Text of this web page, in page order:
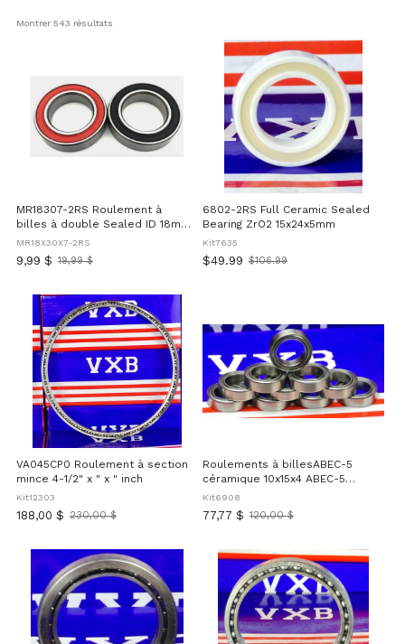
Montrer 543 résultats
MR18307-2RS Roulement à
billes à double Sealed ID 18mm
OD 30mm Width 7mm
MR18X30X7-2RS
9,99 $
Ancien 19,99 $
6802-2RS Full Ceramic Sealed
Bearing ZrO2 15x24x5mm
Kit7635
$49.99
Old
$106.99
VA045CP0 Roulement à section
mince 4-1/2" x " x " inch
Kit12303
188,00 $
Ancien
230,00 $
Roulements à billesABEC-5
céramique 10x15x4 ABEC-5
S6700ZZ, roulements à gorge
stainless steel avec billes en
céramique, double shields
rotation fluide à grande vitesse,
pack of pour RC, moteurs et
équipements de précision
Kit6908
77,77 $
Ancien
120,00 $